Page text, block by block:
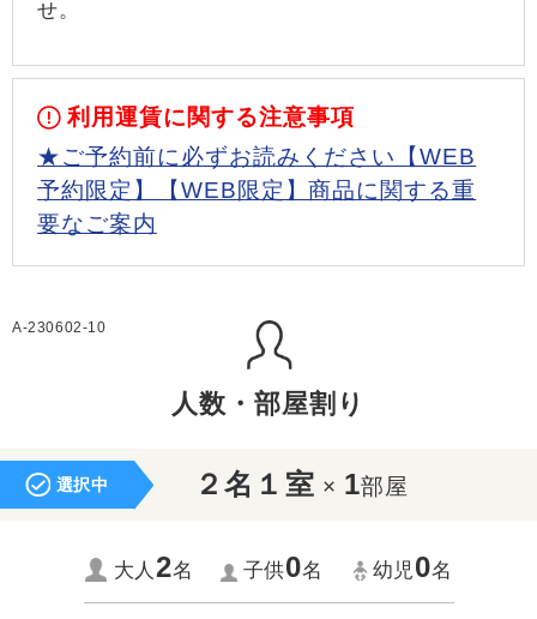
せ。
利用運賃に関する注意事項
★ご予約前に必ずお読みください【WEB
予約限定】【WEB限定】商品に関する重
要なご案内
A-230602-10
人数・部屋割り
選択中 ２名１室 × 1部屋
大人2名 子供0名 幼児0名